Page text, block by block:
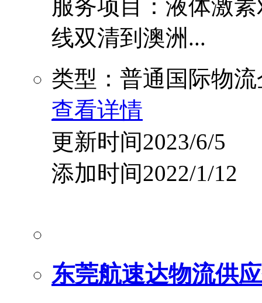
服务项目：液体激
线双清到澳洲...
类型：普通国际物
查看详情
更新时间2023/6/5
添加时间2022/1/12
东莞航速达物流供